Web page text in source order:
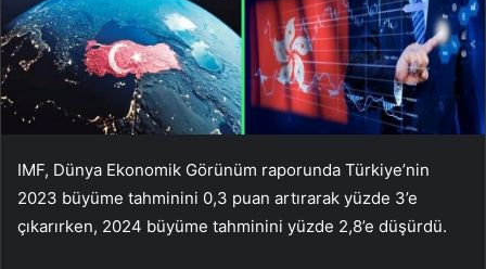
IMF, Dünya Ekonomik Görünüm raporunda Türkiye’nin
2023 büyüme tahminini 0,3 puan artırarak yüzde 3’e
çıkarırken, 2024 büyüme tahminini yüzde 2,8’e düşürdü.